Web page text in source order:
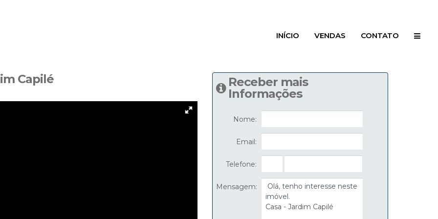
CONTATO
VENDAS
INÍCIO
Capilé
Receber mais
Informações
Nome:
Email:
Telefone:
Mensagem: